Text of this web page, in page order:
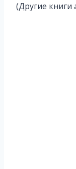
записи:
(Другие книги